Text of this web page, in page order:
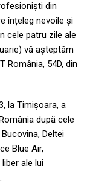
din
înțeleg nevoile și
cele patru zile ale
vă așteptăm
România, 54D, din
la Timișoara, a
după cele
Deltei
Blue Air,
ale lui